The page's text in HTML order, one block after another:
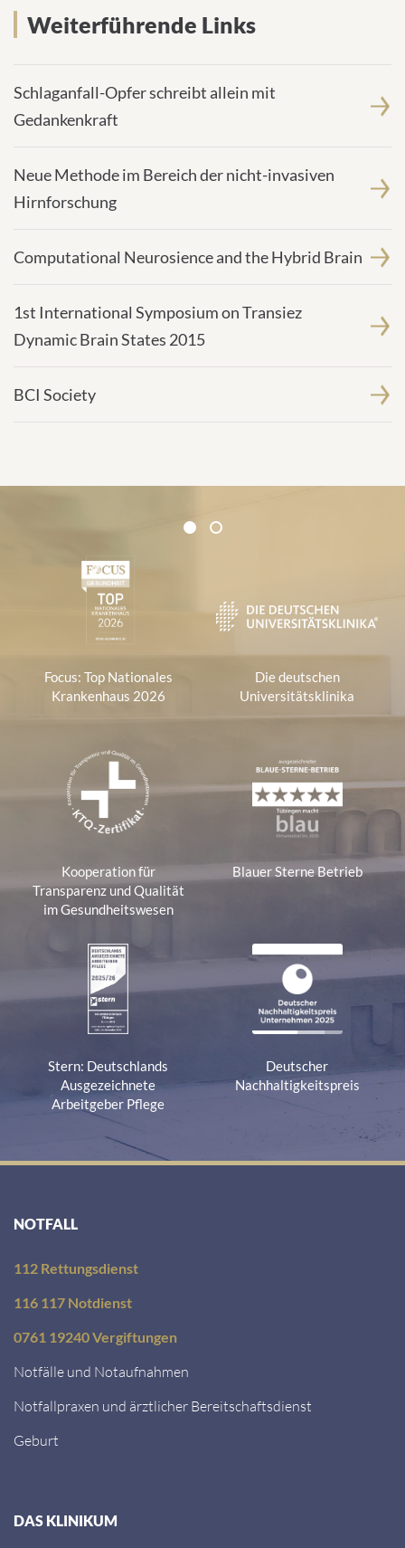
Weiterführende Links
Schlaganfall-Opfer schreibt allein mit
Gedankenkraft
Neue Methode im Bereich der nicht-invasiven
Hirnforschung
Computational Neurosience and the Hybrid Brain
1st International Symposium on Transiez
Dynamic Brain States 2015
BCI Society
Zertifikate und Verbände
1 2
Focus: Top Nationales
Krankenhaus 2026
Die deutschen
Universitätsklinika
Kooperation für
Transparenz und Qualität
im Gesundheitswesen
Blauer Sterne Betrieb
Stern: Deutschlands
Ausgezeichnete
Arbeitgeber Pflege
Deutscher
Nachhaltigkeitspreis
NOTFALL
112 Rettungsdienst
116 117 Notdienst
0761 19240 Vergiftungen
Notfälle und Notaufnahmen
Notfallpraxen und ärztlicher Bereitschaftsdienst
Geburt
DAS KLINIKUM